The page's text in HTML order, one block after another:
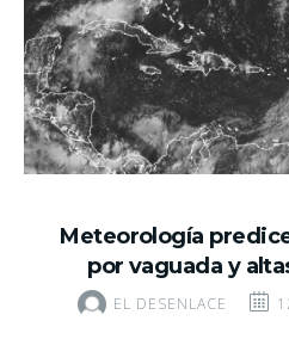
Meteorología
por vaguada y
EL DESENLACE